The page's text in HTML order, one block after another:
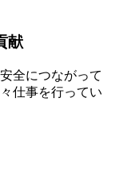
献
全につながって
仕事を行ってい